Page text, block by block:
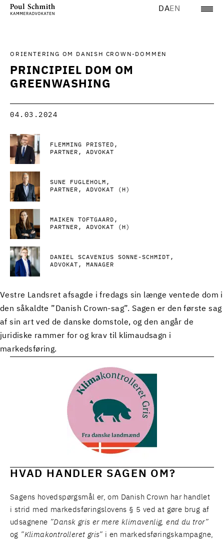
DAEN
PRINCIPIEL DOM OM
GREENWASHING
ORIENTERING OM DANISH CROWN-DOMMEN
04.03.2024
FLEMMING PRISTED
PARTNER, ADVOKAT
SUNE FUGLEHOLM
PARTNER, ADVOKAT (H)
MAIKEN TOFTGAARD
PARTNER, ADVOKAT (H)
DANIEL SCAVENIUS SONNE-SCHMIDT
ADVOKAT, MANAGER
Vestre Landsret afsagde i fredags sin længe ventede dom i
den såkaldte ”Danish Crown-sag”. Sagen er den første sag
af sin art ved de danske domstole, og den angår de
juridiske rammer for og krav til klimaudsagn i
markedsføring.
HVAD HANDLER SAGEN OM?
Sagens hovedspørgsmål er, om Danish Crown har handlet
i strid med markedsføringslovens § 5 ved at gøre brug af
udsagnene ”Dansk gris er mere klimavenlig, end du tror”
og ”Klimakontrolleret gris” i en markedsføringskampagne,